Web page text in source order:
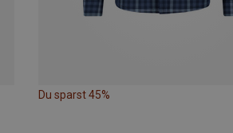
Du sparst 45%